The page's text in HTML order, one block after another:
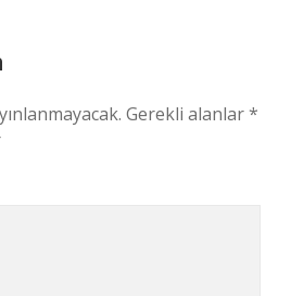
Gerekli alanlar*